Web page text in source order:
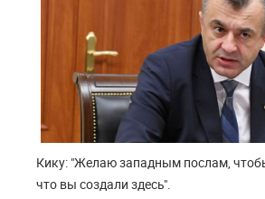
Кику: "Желаю западным послам,
что вы создали здесь".